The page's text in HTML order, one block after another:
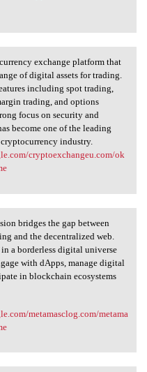
exchange platform that
of digital assets for trading.
including spot trading,
trading, and options
focus on security and
become one of the leading
industry.
cryptoexchangeu.com/ok
bridges
bridges the gap between
and the decentralized web.
a borderless digital universe
with dApps, manage digital
in blockchain ecosystems
metamasclog.com/metama